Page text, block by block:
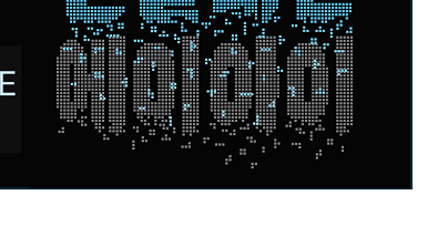
전임준 공모전 많이 참여하게 해 주세요~
이윤호 힘내세요
획기적인 변화를 이루기를.